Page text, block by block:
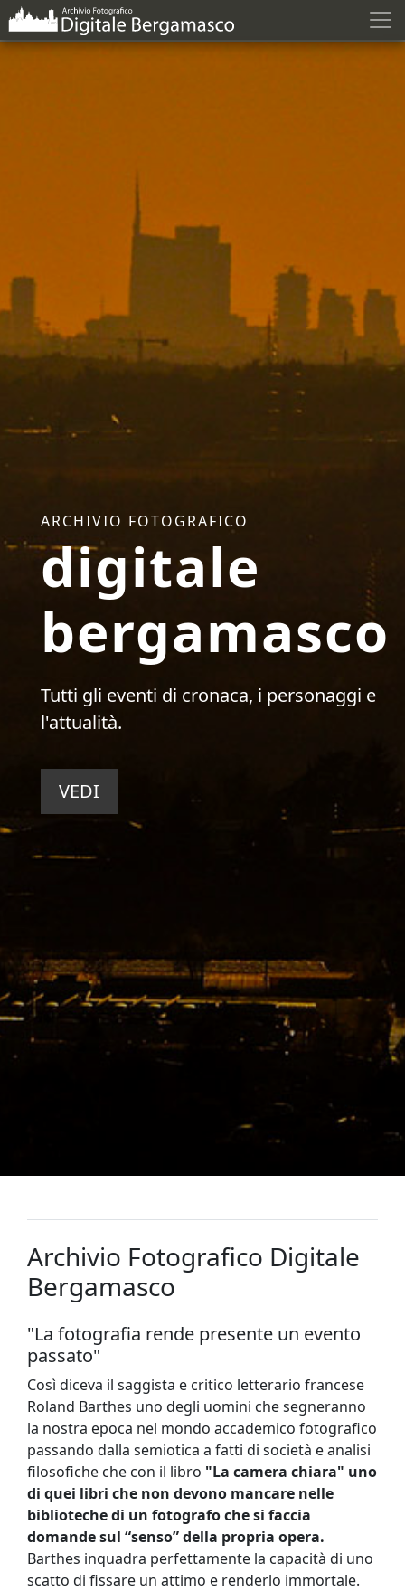
ARCHIVIO FOTOGRAFICO
digitale
bergamasco
Tutti gli eventi di cronaca, i personaggi e
l'attualità.
VEDI
Archivio Fotografico Digitale
Bergamasco
"La fotografia rende presente un evento
passato"
Così diceva il saggista e critico letterario francese
Roland Barthes uno degli uomini che segneranno
la nostra epoca nel mondo accademico fotografico
passando dalla semiotica a fatti di società e analisi
filosofiche che con il libro "La camera chiara" uno
di quei libri che non devono mancare nelle
biblioteche di un fotografo che si faccia
domande sul “senso” della propria opera.
Barthes inquadra perfettamente la capacità di uno
scatto di fissare un attimo e renderlo immortale.